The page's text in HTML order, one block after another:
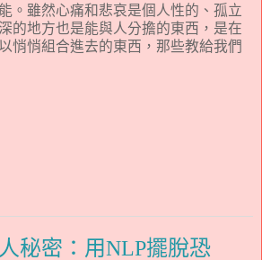
。雖然心痛和悲哀是個人性的、孤立
的地方也是能與人分擔的東西，是在
悄悄組合進去的東西，那些教給我們
秘密：用NLP擺脫恐